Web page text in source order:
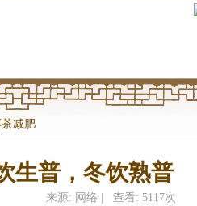
减肥
生普，冬饮熟普
来源: 网络 | 查看: 5117次